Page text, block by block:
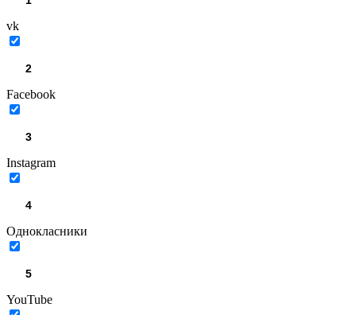
vk
Facebook
Instagram
Однокласники
YouTube